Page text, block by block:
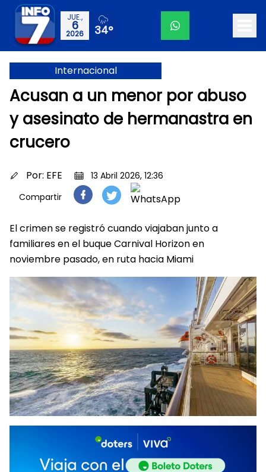
JUE.,
6
2026 34°
Internacional
Acusan a un menor por abuso
y asesinato de hermanastra en
crucero
Por: EFE
13 Abril 2026, 12:36
Compartir
El crimen se registró cuando viajaban junto a
familiares en el buque Carnival Horizon en
noviembre pasado, en ruta hacia Miami